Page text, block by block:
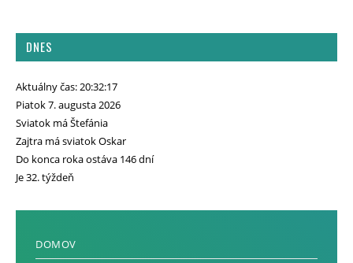
DNES
Aktuálny čas: 20:32:19
Piatok 7. augusta 2026
Sviatok má Štefánia
Zajtra má sviatok Oskar
Do konca roka ostáva 146 dní
Je 32. týždeň
DOMOV